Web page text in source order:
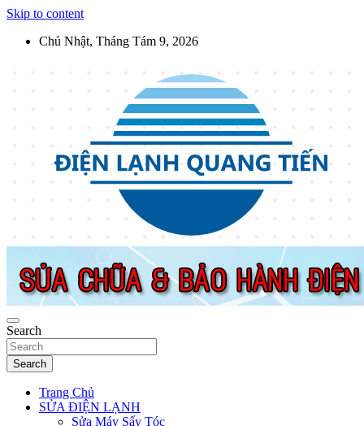
Skip to content
Chủ Nhật, Tháng Tám 9, 2026
Điện Lạnh Quang Tiến
Sửa chữa thiết bị điện lạnh, điện dân dụng, thiết bị nhà bếp tại Hà
Nội
Search
Search
Trang Chủ
SỬA ĐIỆN LẠNH
Sửa Máy Sấy Tóc